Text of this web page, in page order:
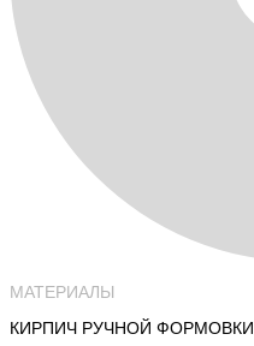
МАТЕРИАЛЫ
КИРПИЧ РУЧНОЙ ФОРМОВКИ